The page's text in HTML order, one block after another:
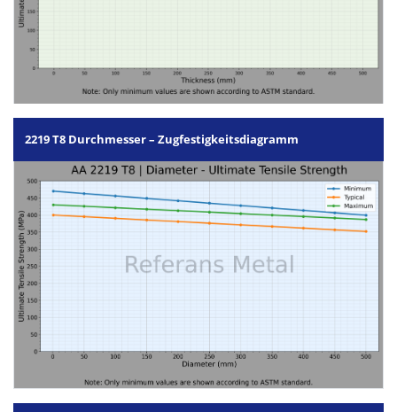
2219 T8 Durchmesser – Zugfestigkeitsdiagramm